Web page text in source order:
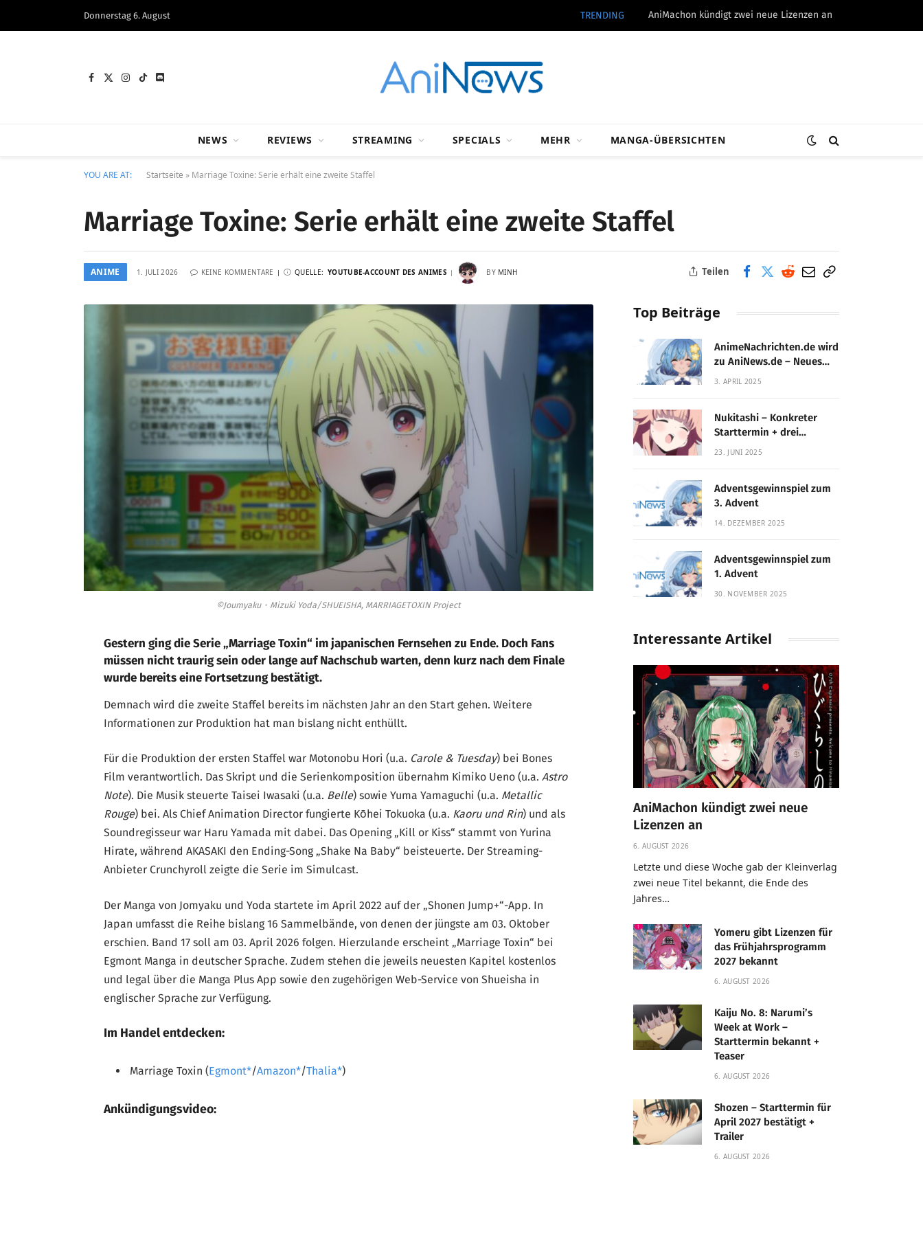
Donnerstag 6. August TRENDING AniMachon kündigt zwei neue Lizenzen an
Facebook
X
Instagram
TikTokDiscord
NEWS REVIEWS STREAMING SPECIALS MEHR MANGA-ÜBERSICHTEN
YOU ARE AT: Startseite » Marriage Toxine: Serie erhält eine zweite Staffel
Marriage Toxine: Serie erhält eine zweite Staffel
ANIME 1. JULI 2026 KEINE KOMMENTARE QUELLE: YOUTUBE-ACCOUNT DES ANIMES BY MINH Teilen
©Joumyaku・Mizuki Yoda/SHUEISHA, MARRIAGETOXIN Project
Gestern ging die Serie „Marriage Toxin“ im japanischen Fernsehen zu Ende. Doch Fans
müssen nicht traurig sein oder lange auf Nachschub warten, denn kurz nach dem Finale
wurde bereits eine Fortsetzung bestätigt.
Demnach wird die zweite Staffel bereits im nächsten Jahr an den Start gehen. Weitere
Informationen zur Produktion hat man bislang nicht enthüllt.
Für die Produktion der ersten Staffel war Motonobu Hori (u.a. Carole & Tuesday) bei Bones
Film verantwortlich. Das Skript und die Serienkomposition übernahm Kimiko Ueno (u.a.Astro
Note). Die Musik steuerte Taisei Iwasaki (u.a. Belle) sowie Yuma Yamaguchi (u.a. Metallic
Rouge) bei. Als Chief Animation Director fungierte Kōhei Tokuoka (u.a. Kaoru und Rin) und als
Soundregisseur war Haru Yamada mit dabei. Das Opening „Kill or Kiss“ stammt von Yurina
Hirate, während AKASAKI den Ending-Song „Shake Na Baby“ beisteuerte. Der Streaming-
Anbieter Crunchyroll zeigte die Serie im Simulcast.
Der Manga von Jomyaku und Yoda startete im April 2022 auf der „Shonen Jump+“-App. In
Japan umfasst die Reihe bislang 16 Sammelbände, von denen der jüngste am 03. Oktober
erschien. Band 17 soll am 03. April 2026 folgen. Hierzulande erscheint „Marriage Toxin“ bei
Egmont Manga in deutscher Sprache. Zudem stehen die jeweils neuesten Kapitel kostenlos
und legal über die Manga Plus App sowie den zugehörigen Web-Service von Shueisha in
englischer Sprache zur Verfügung.
Im Handel entdecken:
Marriage Toxin (Egmont /Amazon /Thalia )
Ankündigungsvideo:
Top Beiträge
AnimeNachrichten.de wird
zu AniNews.de – Neues
Design, gewohnte
3. APRIL 2025
Nukitashi – Konkreter
Starttermin + drei
Fassungen enthüllt
23. JUNI 2025
Adventsgewinnspiel zum
3. Advent
14. DEZEMBER 2025
Adventsgewinnspiel zum
1. Advent
30. NOVEMBER 2025
Interessante Artikel
AniMachon kündigt zwei neue
Lizenzen an
6. AUGUST 2026
Letzte und diese Woche gab der Kleinverlag
zwei neue Titel bekannt, die Ende des
Jahres…
Yomeru gibt Lizenzen für
das Frühjahrsprogramm
2027 bekannt
6. AUGUST 2026
Kaiju No. 8: Narumi’s
Week at Work –
Starttermin bekannt +
Teaser
6. AUGUST 2026
Shozen – Starttermin für
April 2027 bestätigt +
Trailer
6. AUGUST 2026